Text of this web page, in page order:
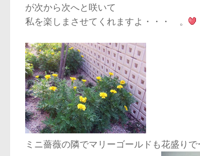
が次から次へと咲いて
私を楽しまさせてくれますよ・・・ 。
ミニ薔薇の隣でマリーゴールドも花盛りで